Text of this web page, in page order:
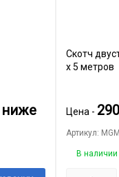
ниже
Скотч
х 5 метров
Цена - 290
Артикул:
В наличии